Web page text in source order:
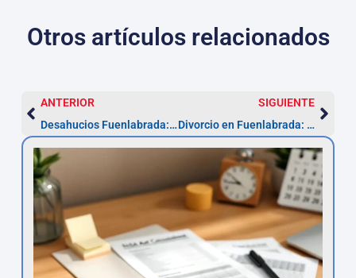
Otros artículos relacionados
ANTERIOR
Desahucios Fuenlabrada: inicia en 2 semanas
SIGUIENTE
Divorcio en Fuenlabrada: pasos y plazos (3–6 meses)